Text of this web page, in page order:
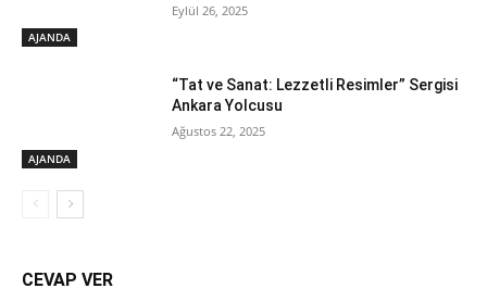
AJANDA
Eylül 26, 2025
AJANDA
“Tat ve Sanat: Lezzetli Resimler” Sergisi
Ankara Yolcusu
Ağustos 22, 2025
CEVAP VER